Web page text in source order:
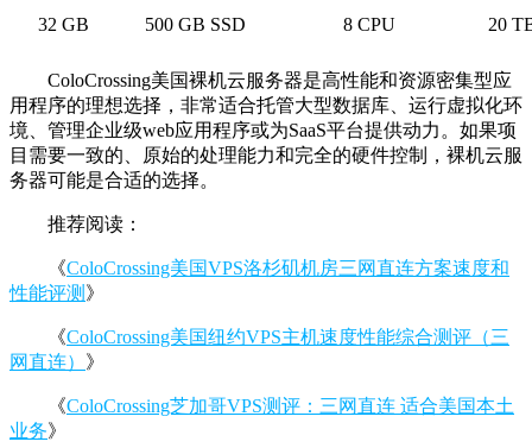
32 GB 500 GB SSD 8 CPU 20
ColoCrossing美国裸机云服务器是高性能和资源密集型应
用程序的理想选择，非常适合托管大型数据库、运行虚拟化环
境、管理企业级web应用程序或为SaaS平台提供动力。如果项
目需要一致的、原始的处理能力和完全的硬件控制，裸机云服
务器可能是合适的选择。
推荐阅读：
《ColoCrossing美国VPS洛杉矶机房三网直连方案速度和
性能评测 》
《ColoCrossing美国纽约VPS主机速度性能综合测评（三
网直连） 》
《ColoCrossing芝加哥VPS测评：三网直连 适合美国本土
业务》